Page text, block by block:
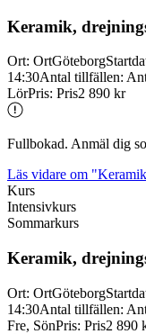
Keramik,
Ort: OrtGöteborg
14:30Antal tillfällen:
LörPris: Pris2 890 kr
Fullbokad. Anmäl dig
Läs vidare om
Kurs
Intensivkurs
Sommarkurs
Keramik,
Ort: OrtGöteborg
14:30Antal tillfällen:
Fre, SönPris: Pris2 890